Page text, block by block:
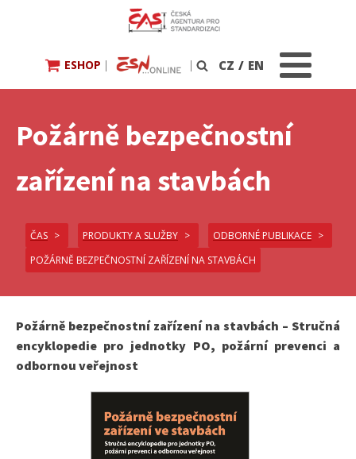
ESHOP | | Vyhledávání
CZ / EN
Požárně bezpečnostní
zařízení na stavbách
ČAS PRODUKTY A SLUŽBY
ODBORNÉ PUBLIKACE
POŽÁRNĚ BEZPEČNOSTNÍ ZAŘÍZENÍ NA STAVBÁCH
Požárně bezpečnostní zařízení na stavbách – Stručná
encyklopedie pro jednotky PO, požární prevenci a
odbornou veřejnost